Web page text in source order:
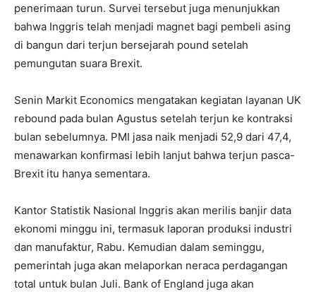
penerimaan turun. Survei tersebut juga menunjukkan
bahwa Inggris telah menjadi magnet bagi pembeli asing
di bangun dari terjun bersejarah pound setelah
pemungutan suara Brexit.
Senin Markit Economics mengatakan kegiatan layanan UK
rebound pada bulan Agustus setelah terjun ke kontraksi
bulan sebelumnya. PMI jasa naik menjadi 52,9 dari 47,4,
menawarkan konfirmasi lebih lanjut bahwa terjun pasca-
Brexit itu hanya sementara.
Kantor Statistik Nasional Inggris akan merilis banjir data
ekonomi minggu ini, termasuk laporan produksi industri
dan manufaktur, Rabu. Kemudian dalam seminggu,
pemerintah juga akan melaporkan neraca perdagangan
total untuk bulan Juli. Bank of England juga akan